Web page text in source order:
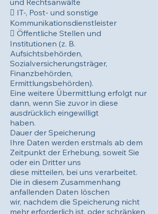
und Rechtsanwälte
 IT-, Post- und sonstige
Kommunikationsdienstleister
 Öffentliche Stellen und
Institutionen (z. B.
Aufsichtsbehörden,
Sozialversicherungsträger,
Finanzbehörden,
Ermittlungsbehörden).
Eine weitere Übermittlung erfolgt nur
dann, wenn Sie zuvor in diese
ausdrücklich eingewilligt
haben.
Dauer der Speicherung
Ihre Daten werden erstmals ab dem
Zeitpunkt der Erhebung, soweit Sie
oder ein Dritter uns
diese mitteilen, bei uns verarbeitet.
Die in diesem Zusammenhang
anfallenden Daten löschen
wir, nachdem die Speicherung nicht
mehr erforderlich ist, oder schränken